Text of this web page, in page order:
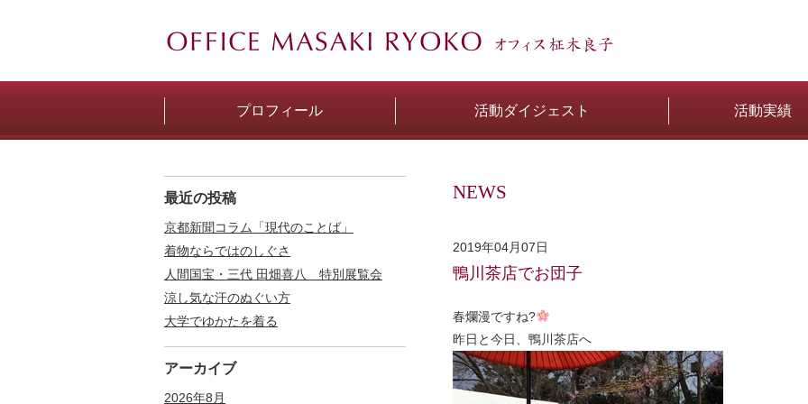
プロフィール 活動ダイジェスト 活動実績
NEWS
2019年04月07日
鴨川茶店でお団子
春爛漫ですね?
昨日と今日、鴨川茶店へ
最近の投稿
京都新聞コラム「現代のことば」
着物ならではのしぐさ
人間国宝・三代 田畑喜八 特別展覧会
涼し気な汗のぬぐい方
大学でゆかたを着る
アーカイブ
2026年8月